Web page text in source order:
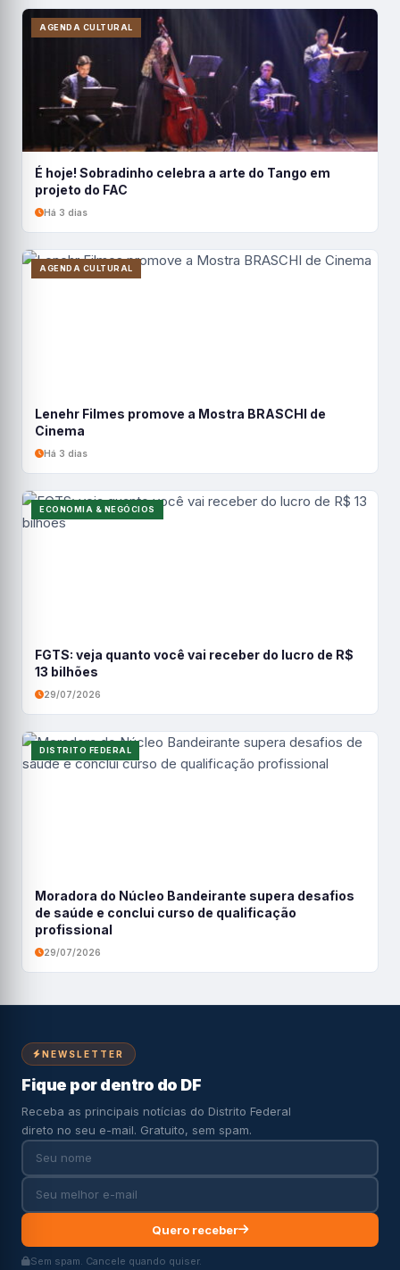
AGENDA CULTURAL
É hoje! Sobradinho celebra a arte do Tango em
projeto do FAC
Há 3 dias
AGENDA CULTURAL
Lenehr Filmes promove a Mostra BRASCHI de
Cinema
Há 3 dias
ECONOMIA & NEGÓCIOS
FGTS: veja quanto você vai receber do lucro de R$
13 bilhões
29/07/2026
DISTRITO FEDERAL
Moradora do Núcleo Bandeirante supera desafios
de saúde e conclui curso de qualificação
profissional
29/07/2026
NEWSLETTER
Fique por dentro do DF
Receba as principais notícias do Distrito Federal
direto no seu e-mail. Gratuito, sem spam.
Quero receber
Sem spam. Cancele quando quiser.